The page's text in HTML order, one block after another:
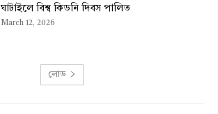
ঘাটাইলে বিশ্ব কিডনি দিবস পালিত
March 12, 2026
লোড